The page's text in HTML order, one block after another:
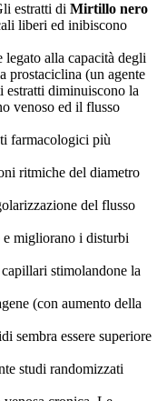
estratti di Mirtillo nero
liberi ed inibiscono
legato alla capacità degli
prostaciclina (un agente
estratti diminuiscono la
venoso ed il flusso
farmacologici più
ritmiche del diametro
del flusso
migliorano i disturbi
stimolandone la
(con aumento della
sembra essere superiore
studi randomizzati